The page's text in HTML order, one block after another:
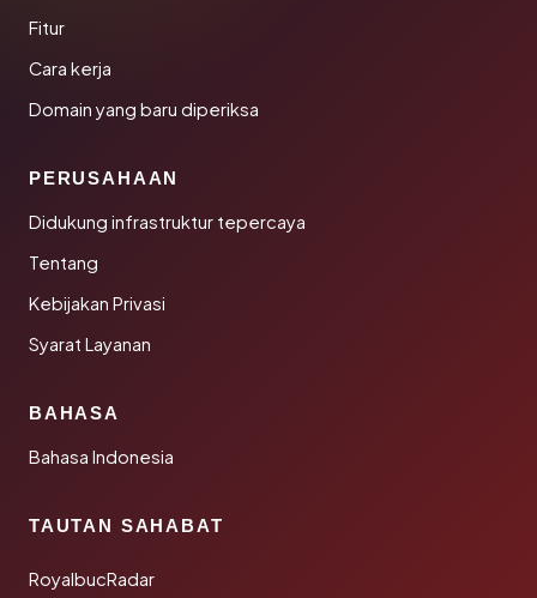
Fitur
Cara kerja
Domain yang baru diperiksa
PERUSAHAAN
Didukung infrastruktur tepercaya
Tentang
Kebijakan Privasi
Syarat Layanan
BAHASA
Bahasa Indonesia
TAUTAN SAHABAT
RoyalbucRadar